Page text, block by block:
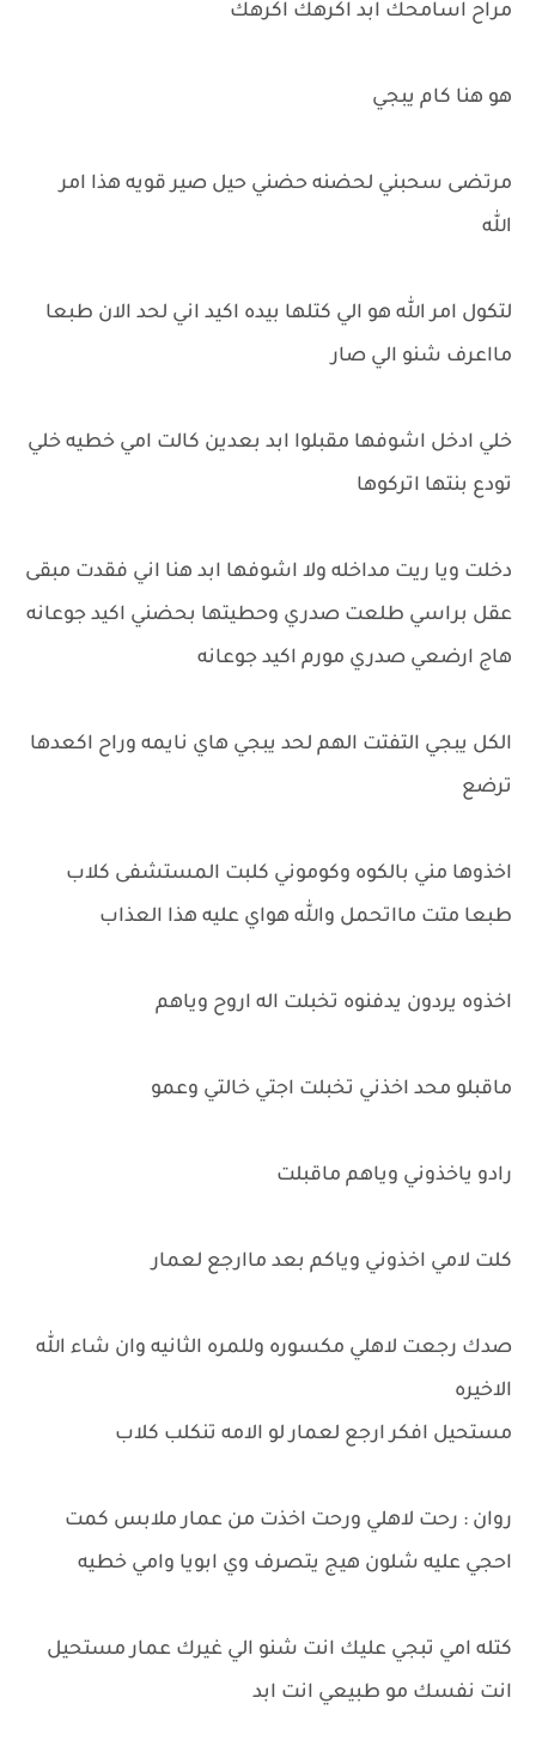
مراح اسامحك ابد اكرهك اكرهك
هو هنا كام يبجي
مرتضى سحبني لحضنه حضني حيل صير قويه هذا امر
الله
لتكول امر الله هو الي كتلها بيده اكيد اني لحد الان طبعا
مااعرف شنو الي صار
خلي ادخل اشوفها مقبلوا ابد بعدين كالت امي خطيه خلي
تودع بنتها اتركوها
دخلت ويا ريت مداخله ولا اشوفها ابد هنا اني فقدت مبقى
عقل براسي طلعت صدري وحطيتها بحضني اكيد جوعانه
هاج ارضعي صدري مورم اكيد جوعانه
الكل يبجي التفتت الهم لحد يبجي هاي نايمه وراح اكعدها
ترضع
اخذوها مني بالكوه وكوموني كلبت المستشفى كلاب
طبعا متت مااتحمل والله هواي عليه هذا العذاب
اخذوه يردون يدفنوه تخبلت اله اروح وياهم
ماقبلو محد اخذني تخبلت اجتي خالتي وعمو
رادو ياخذوني وياهم ماقبلت
كلت لامي اخذوني وياكم بعد ماارجع لعمار
صدك رجعت لاهلي مكسوره وللمره الثانيه وان شاء الله
الاخيره
مستحيل افكر ارجع لعمار لو الامه تنكلب كلاب
روان : رحت لاهلي ورحت اخذت من عمار ملابس كمت
احجي عليه شلون هيج يتصرف وي ابويا وامي خطيه
كتله امي تبجي عليك انت شنو الي غيرك عمار مستحيل
انت نفسك مو طبيعي انت ابد